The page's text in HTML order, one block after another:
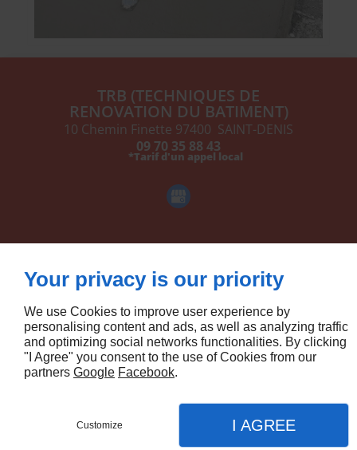
TRB (TECHNIQUES DE
RENOVATION DU BATIMENT)
10 Chemin Finette 97400 SAINT-DENIS
09 70 35 88 43
Agence web
Your privacy is our priority
We use Cookies to improve user experience by
personalising content and ads, as well as analyzing traffic
and optimizing social networks functionalities. By clicking
"I Agree" you consent to the use of Cookies from our
partners Google Facebook.
Customize I AGREE